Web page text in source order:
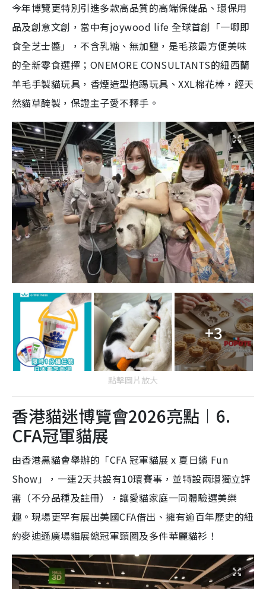
今年博覽更特別引進多款高品質的高端保健品、環保用
品及創意文創，當中有joywood life 全球首創「一唧即
食全芝士醬」，不含乳糖、無加鹽，是毛孩最方便美味
的全新零食選擇；ONEMORE CONSULTANTS的紐西蘭
羊毛手製貓玩具，香煙造型抱踢玩具、XXL棉花棒，經天
然貓草醃製，保證主子愛不釋手。
+3
點擊圖片放大
香港貓迷博覽會2026亮點︱6.
CFA冠軍貓展
由香港黑貓會舉辦的「CFA 冠軍貓展 x 夏日繽 Fun
Show」，一連2天共設有10環賽事，並特設兩環獨立評
審（不分品種及註冊），讓愛貓家庭一同體驗選美樂
趣。現場更罕有展出美國CFA借出、擁有逾百年歷史的紐
約麥迪遜廣場貓展總冠軍頸圈及多件華麗貓衫！